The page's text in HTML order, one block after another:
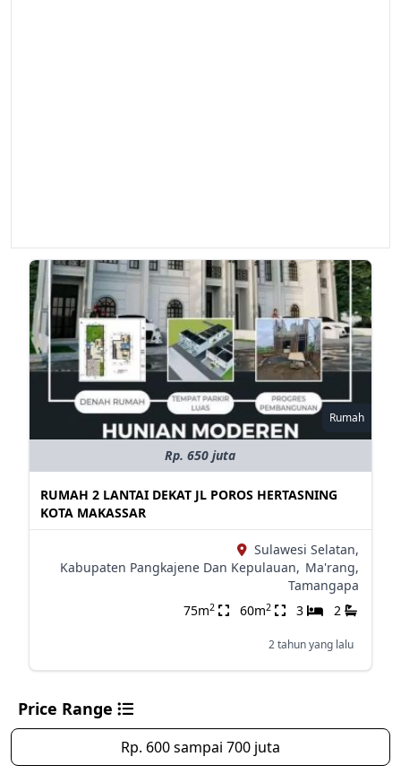
Rumah
Rp. 650 juta
RUMAH 2 LANTAI DEKAT JL POROS HERTASNING
KOTA MAKASSAR
Sulawesi Selatan,
Kabupaten Pangkajene Dan Kepulauan, Ma'rang,
Tamangapa
75m2 60m2 3 2
2 tahun yang lalu
Price Range
Rp. 600 sampai 700 juta